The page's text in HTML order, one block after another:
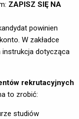
ZAPISZ SIĘ NA
powinien
W zakładce
instrukcja dotycząca
rekrutacyjnych
to zrobić:
studiów